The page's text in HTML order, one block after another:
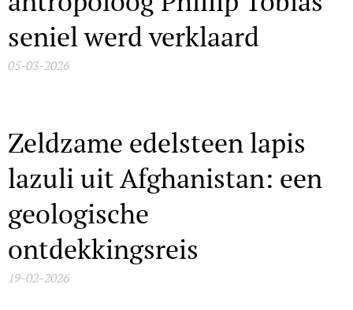
seniel werd verklaard
05-03-2026
Zeldzame edelsteen lapis
lazuli uit Afghanistan: een
geologische
ontdekkingsreis
19-02-2026